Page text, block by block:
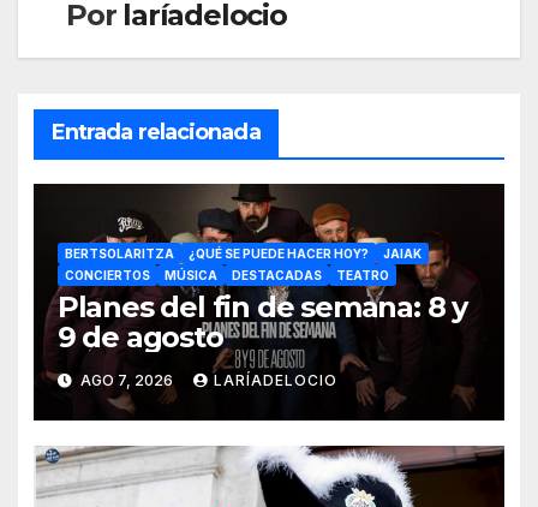
Por laríadelocio
Entrada relacionada
BERTSOLARITZA ¿QUÉ SE PUEDE HACER HOY?
JAIAK
CONCIERTOS
MÚSICA DESTACADAS TEATRO
Planes del fin de semana: 8 y
9 de agosto
AGO 7, 2026 LARÍADELOCIO